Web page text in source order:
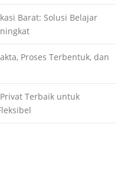
Barat: Solusi Belajar
Proses Terbentuk, dan
Terbaik untuk